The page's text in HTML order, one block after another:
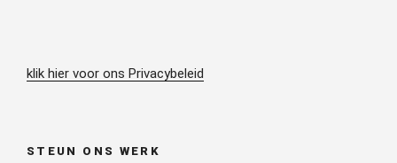
klik hier voor ons Privacybeleid
STEUN ONS WERK